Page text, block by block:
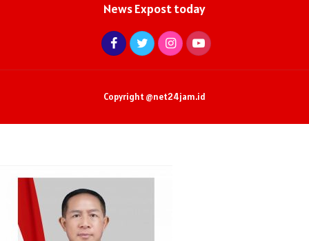
News Expost today
Copyright @net24jam.id